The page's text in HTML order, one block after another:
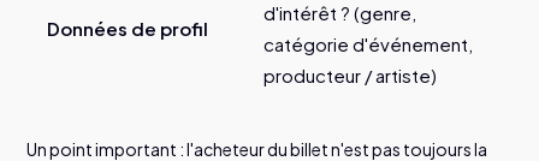
Données de profil
d'intérêt ? (genre,
catégorie d'événement,
producteur / artiste)
Un point important : l'acheteur du billet n'est pas toujours la